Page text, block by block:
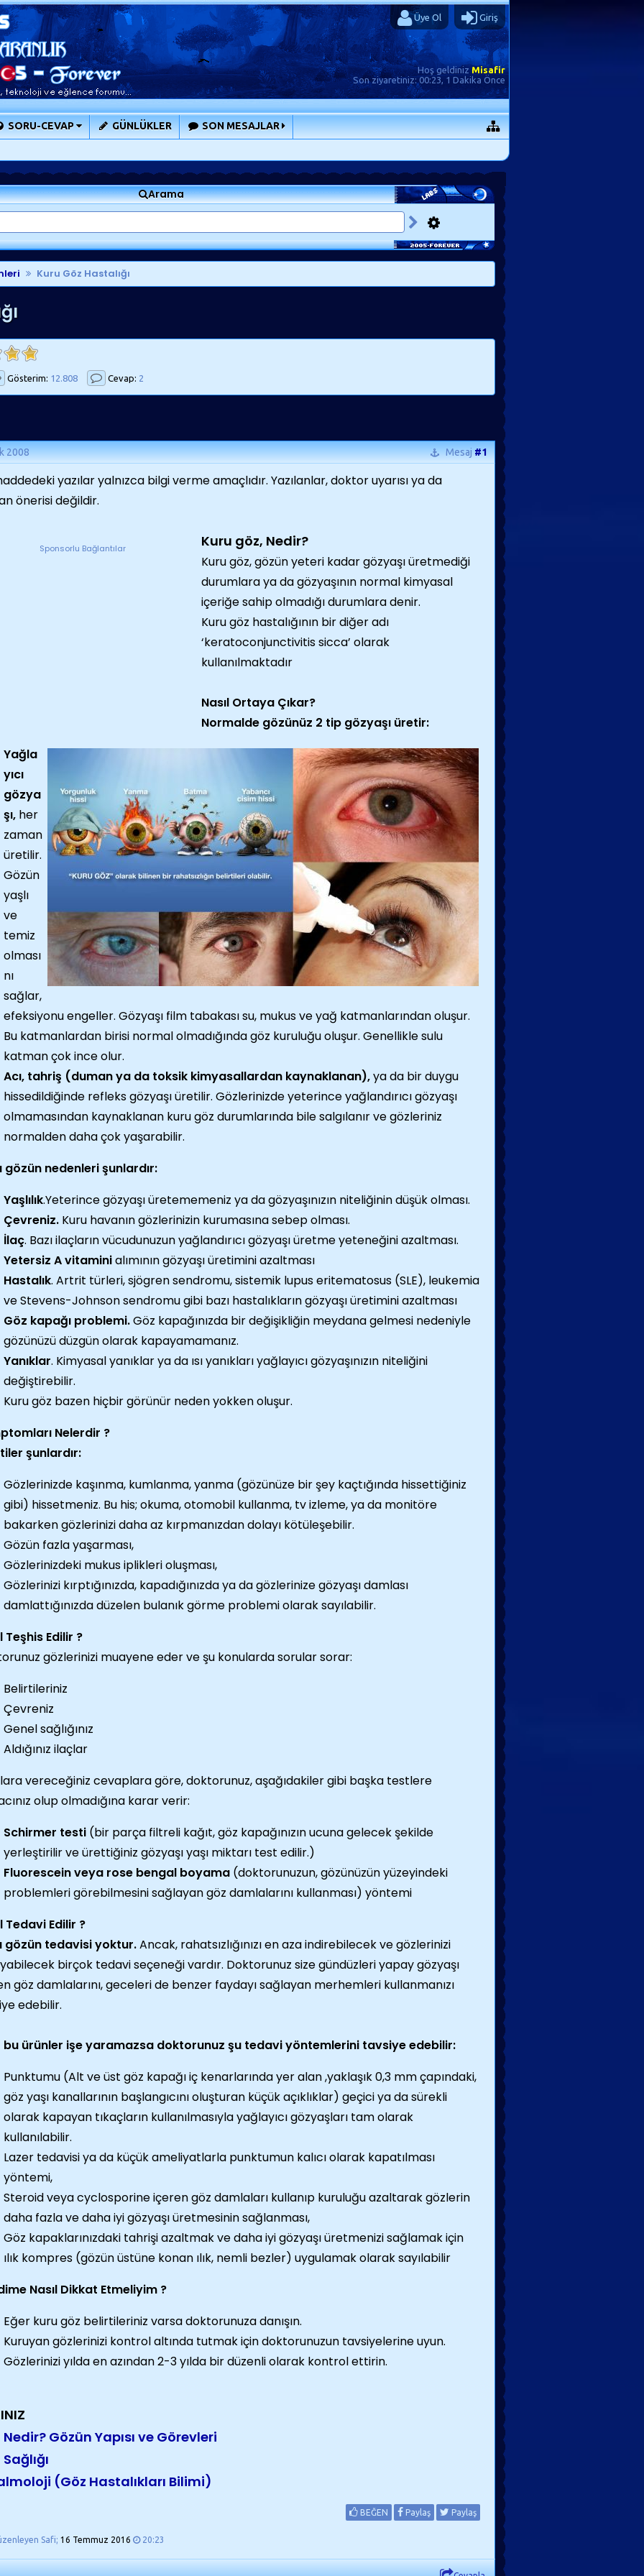
Üye Ol Giriş
Hoş geldiniz Misafir
Son ziyaretiniz:00:23, 1 Dakika Önce
SORU-CEVAP GÜNLÜKLER SON MESAJLAR
Arama
Kuru Göz Hastalığı
Gösterim: 12.808 Cevap: 2
2008 Mesaj#1
yazılar yalnızca bilgi verme amaçlıdır. Yazılanlar, doktor uyarısı ya da
önerisi değildir.
Sponsorlu Bağlantılar Kuru göz, Nedir?
Kuru göz, gözün yeteri kadar gözyaşı üretmediği
durumlara ya da gözyaşının normal kimyasal
içeriğe sahip olmadığı durumlara denir.
Kuru göz hastalığının bir diğer adı
‘keratoconjunctivitis sicca’ olarak
kullanılmaktadır
Nasıl Ortaya Çıkar?
Normalde gözünüz 2 tip gözyaşı üretir:
Yağla
yıcı
gözya
şı, her
zaman
üretilir.
Gözün
yaşlı
ve
temiz
olması
nı
sağlar,
efeksiyonu engeller. Gözyaşı film tabakası su, mukus ve yağ katmanlarından oluşur.
Bu katmanlardan birisi normal olmadığında göz kuruluğu oluşur. Genellikle sulu
katman çok ince olur.
Acı, tahriş (duman ya da toksik kimyasallardan kaynaklanan),ya da bir duygu
hissedildiğinde refleks gözyaşı üretilir. Gözlerinizde yeterince yağlandırıcı gözyaşı
olmamasından kaynaklanan kuru göz durumlarında bile salgılanır ve gözleriniz
normalden daha çok yaşarabilir.
gözün nedenleri şunlardır:
Yaşlılık.Yeterince gözyaşı üretememeniz ya da gözyaşınızın niteliğinin düşük olması.
Çevreniz. Kuru havanın gözlerinizin kurumasına sebep olması.
İlaç. Bazı ilaçların vücudunuzun yağlandırıcı gözyaşı üretme yeteneğini azaltması.
Yetersiz A vitaminialımının gözyaşı üretimini azaltması
Hastalık. Artrit türleri, sjögren sendromu, sistemik lupus eritematosus (SLE), leukemia
ve Stevens-Johnson sendromu gibi bazı hastalıkların gözyaşı üretimini azaltması
Göz kapağı problemi.Göz kapağınızda bir değişikliğin meydana gelmesi nedeniyle
gözünüzü düzgün olarak kapayamamanız.
Yanıklar. Kimyasal yanıklar ya da ısı yanıkları yağlayıcı gözyaşınızın niteliğini
değiştirebilir.
Kuru göz bazen hiçbir görünür neden yokken oluşur.
Nelerdir ?
şunlardır:
Gözlerinizde kaşınma, kumlanma, yanma (gözünüze bir şey kaçtığında hissettiğiniz
gibi) hissetmeniz. Bu his; okuma, otomobil kullanma, tv izleme, ya da monitöre
bakarken gözlerinizi daha az kırpmanızdan dolayı kötüleşebilir.
Gözün fazla yaşarması,
Gözlerinizdeki mukus iplikleri oluşması,
Gözlerinizi kırptığınızda, kapadığınızda ya da gözlerinize gözyaşı damlası
damlattığınızda düzelen bulanık görme problemi olarak sayılabilir.
Teşhis Edilir ?
gözlerinizi muayene eder ve şu konularda sorular sorar:
Belirtileriniz
Çevreniz
Genel sağlığınız
Aldığınız ilaçlar
vereceğiniz cevaplara göre, doktorunuz, aşağıdakiler gibi başka testlere
olup olmadığına karar verir:
Schirmer testi (bir parça filtreli kağıt, göz kapağınızın ucuna gelecek şekilde
yerleştirilir ve ürettiğiniz gözyaşı yaşı miktarı test edilir.)
Fluorescein veya rose bengal boyama (doktorunuzun, gözünüzün yüzeyindeki
problemleri görebilmesini sağlayan göz damlalarını kullanması) yöntemi
Tedavi Edilir ?
gözün tedavisi yoktur.Ancak, rahatsızlığınızı en aza indirebilecek ve gözlerinizi
birçok tedavi seçeneği vardır. Doktorunuz size gündüzleri yapay gözyaşı
göz damlalarını, geceleri de benzer faydayı sağlayan merhemleri kullanmanızı
edebilir.
bu ürünler işe yaramazsa doktorunuz şu tedavi yöntemlerini tavsiye edebilir:
Punktumu (Alt ve üst göz kapağı iç kenarlarında yer alan ,yaklaşık 0,3 mm çapındaki,
göz yaşı kanallarının başlangıcını oluşturan küçük açıklıklar) geçici ya da sürekli
olarak kapayan tıkaçların kullanılmasıyla yağlayıcı gözyaşları tam olarak
kullanılabilir.
Lazer tedavisi ya da küçük ameliyatlarla punktumun kalıcı olarak kapatılması
yöntemi,
Steroid veya cyclosporine içeren göz damlaları kullanıp kuruluğu azaltarak gözlerin
daha fazla ve daha iyi gözyaşı üretmesinin sağlanması,
Göz kapaklarınızdaki tahrişi azaltmak ve daha iyi gözyaşı üretmenizi sağlamak için
ılık kompres (gözün üstüne konan ılık, nemli bezler) uygulamak olarak sayılabilir
Nasıl Dikkat Etmeliyim ?
Eğer kuru göz belirtileriniz varsa doktorunuza danışın.
Kuruyan gözlerinizi kontrol altında tutmak için doktorunuzun tavsiyelerine uyun.
Gözlerinizi yılda en azından 2-3 yılda bir düzenli olarak kontrol ettirin.
Nedir? Gözün Yapısı ve Görevleri
(Göz Hastalıkları Bilimi)
BEĞEN Paylaş Paylaş
Safi; 16 Temmuz 2016 20:23